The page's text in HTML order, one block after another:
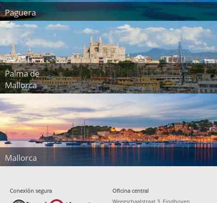
Paguera
Palma de
Mallorca
Mallorca
Conexión segura
Oficina central
Weegschaalstraat 3, Eindhoven